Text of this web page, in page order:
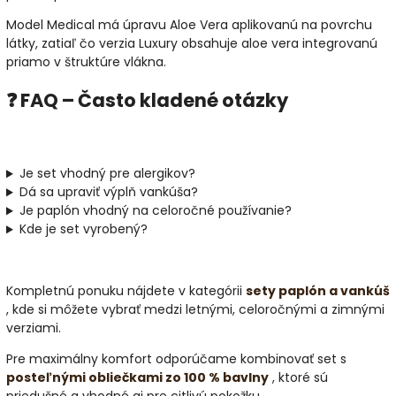
Model Medical má úpravu Aloe Vera aplikovanú na povrchu
látky, zatiaľ čo verzia Luxury obsahuje aloe vera integrovanú
priamo v štruktúre vlákna.
❓ FAQ – Často kladené otázky
Je set vhodný pre alergikov?
Dá sa upraviť výplň vankúša?
Je paplón vhodný na celoročné používanie?
Kde je set vyrobený?
Kompletnú ponuku nájdete v kategórii sety paplón a vankúš
, kde si môžete vybrať medzi letnými, celoročnými a zimnými
verziami.
Pre maximálny komfort odporúčame kombinovať set s
posteľnými obliečkami zo 100 % bavlny , ktoré sú